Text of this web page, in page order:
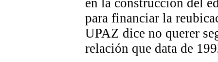
para financiar la
UPAZ dice no querer
relación que data de